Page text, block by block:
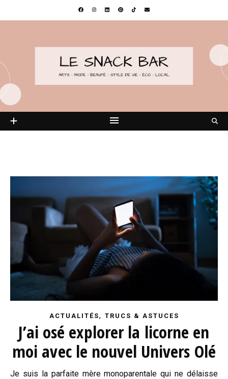
ACTUALITÉS, TRUCS & ASTUCES
J’ai osé explorer la licorne en
moi avec le nouvel Univers Olé
Je suis la parfaite mère monoparentale qui ne délaisse